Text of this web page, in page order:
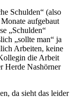
Schulden“ (also
aufgebaut
„Schulden“
„sollte man“ ja
Arbeiten, keine
die Arbeit
Herde Nashörner
da sieht das leider